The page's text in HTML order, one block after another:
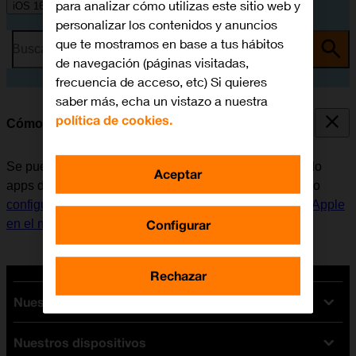
iOS 16.0
Busca por problema o tema
Cómo instalar apps de App Store
Se pueden añadir nuevas funciones al móvil, instalando
apps de App Store. Antes de instalar apps, es necesario
configurar el móvil para internetyactivar la Cuenta de Apple
en el móvil
Nuestras tarifas
Tarifas Orange
Nuestros dispositivos
para analizar cómo utilizas este sitio web y
personalizar los contenidos y anuncios
que te mostramos en base a tus hábitos
de navegación (páginas visitadas,
frecuencia de acceso, etc) Si quieres
saber más, echa un vistazo a nuestra
política de cookies.
Configurar
Rechazar
Aceptar